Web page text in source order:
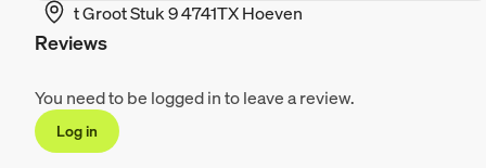
t Groot Stuk 9 4741TX Hoeven
Reviews
You need to be logged in to leave a review.
Log in